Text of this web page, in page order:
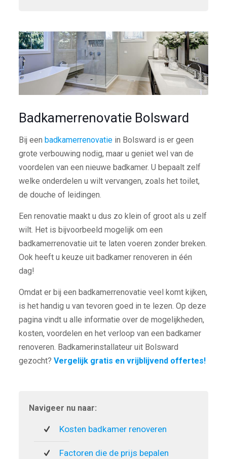
Badkamerrenovatie Bolsward
Bij een badkamerrenovatiein Bolsward is er geen
grote verbouwing nodig, maar u geniet wel van de
voordelen van een nieuwe badkamer. U bepaalt zelf
welke onderdelen u wilt vervangen, zoals het toilet,
de douche of leidingen.
Een renovatie maakt u dus zo klein of groot als u zelf
wilt. Het is bijvoorbeeld mogelijk om een
badkamerrenovatie uit te laten voeren zonder breken.
Ook heeft u keuze uit badkamer renoveren in één
dag!
Omdat er bij een badkamerrenovatie veel komt kijken,
is het handig u van tevoren goed in te lezen. Op deze
pagina vindt u alle informatie over de mogelijkheden,
kosten, voordelen en het verloop van een badkamer
renoveren. Badkamerinstallateur uit Bolsward
gezocht? Vergelijk gratis en vrijblijvend offertes!
Navigeer nu naar:
Kosten badkamer renoveren
Factoren die de prijs bepalen